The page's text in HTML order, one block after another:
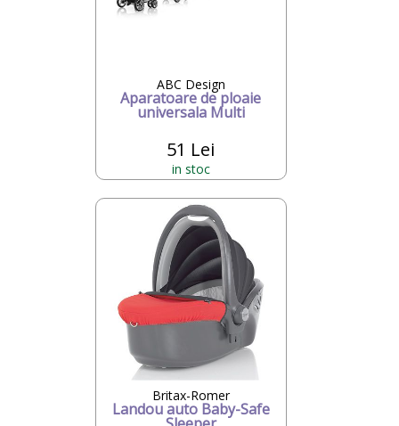
ABC Design
Aparatoare de ploaie
universala Multi
51 Lei
in stoc
Britax-Romer
Landou auto Baby-Safe